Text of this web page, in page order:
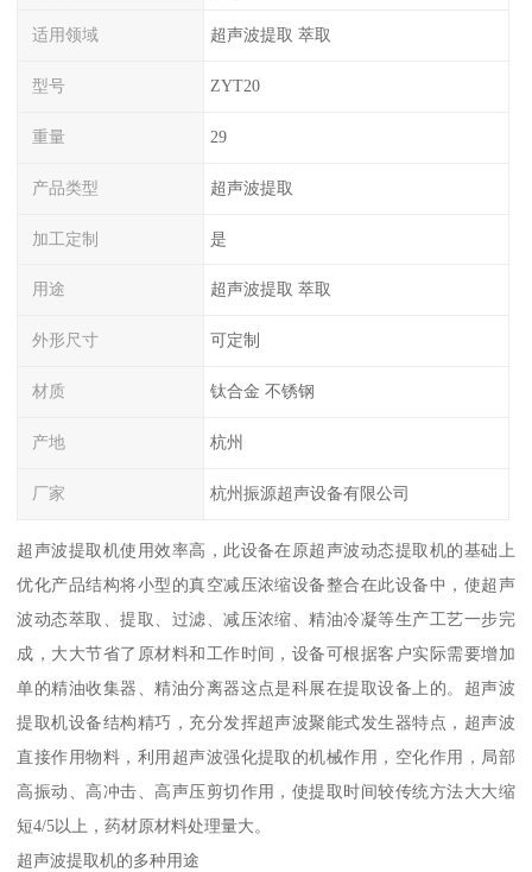
适用领域 超声波提取 萃取
型号 ZYT20
重量 29
产品类型 超声波提取
加工定制 是
用途 超声波提取 萃取
外形尺寸 可定制
材质 钛合金 不锈钢
产地 杭州
厂家 杭州振源超声设备有限公司
超声波提取机使用效率高，此设备在原超声波动态提取机的基础上
优化产品结构将小型的真空减压浓缩设备整合在此设备中，使超声
波动态萃取、提取、过滤、减压浓缩、精油冷凝等生产工艺一步完
成，大大节省了原材料和工作时间，设备可根据客户实际需要增加
单的精油收集器、精油分离器这点是科展在提取设备上的。超声波
提取机设备结构精巧，充分发挥超声波聚能式发生器特点，超声波
直接作用物料，利用超声波强化提取的机械作用，空化作用，局部
高振动、高冲击、高声压剪切作用，使提取时间较传统方法大大缩
短4/5以上，药材原材料处理量大。
超声波提取机的多种用途